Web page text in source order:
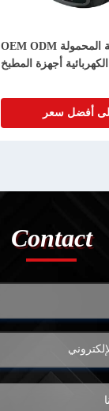
طباخة الأرز الذكية المحمولة OEM ODM
أجهزة المطبخ
أفضل سعر
Contact